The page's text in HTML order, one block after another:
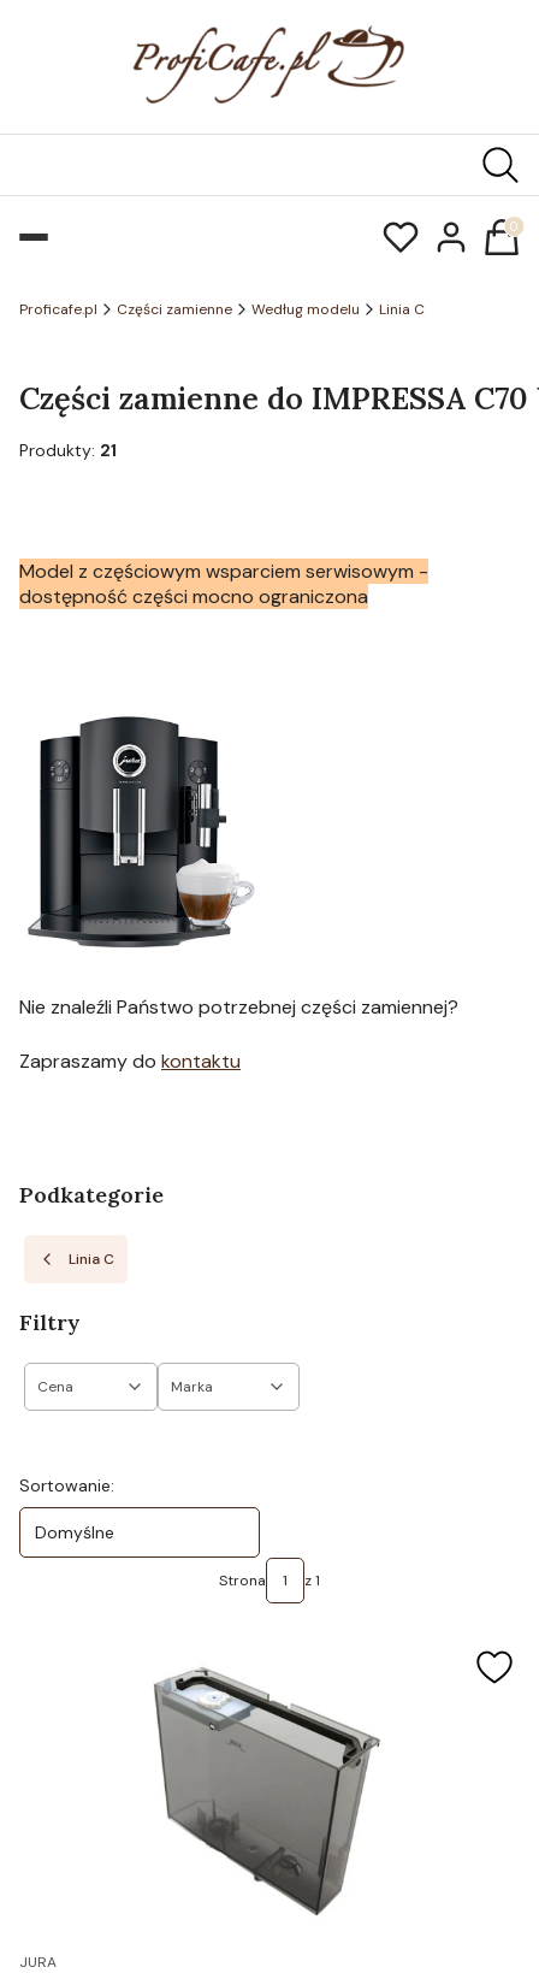
Proficafe.pl Części zamienne Według modelu Linia C
Części zamienne do IMPRESSA
Produkty: 21
Model z częściowym wsparciem serwisowym -
dostępność części mocno ograniczona
Nie znaleźli Państwo potrzebnej części zamiennej?
Zapraszamy do kontaktu
Podkategorie
Linia C
Filtry
Cena Marka
Lista produktów
Sortowanie:
Domyślne
Strona z 1
JURA